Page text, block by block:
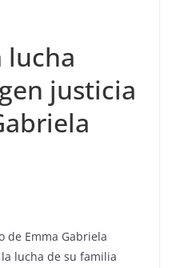
lucha
justicia
de Emma Gabriela
lucha de su familia